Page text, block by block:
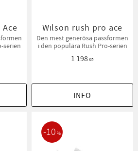
serien
Wilson rush pro ace
Den mest generösa passformen
i den populära Rush Pro-serien
1 198KR
INFO
10 %